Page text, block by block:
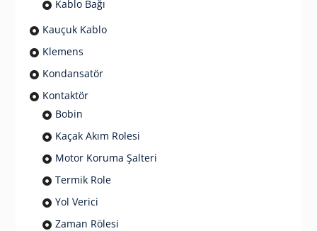
Kablo Bağı
Kauçuk Kablo
Klemens
Kondansatör
Kontaktör
Bobin
Kaçak Akım Rolesi
Motor Koruma Şalteri
Termik Role
Yol Verici
Zaman Rölesi